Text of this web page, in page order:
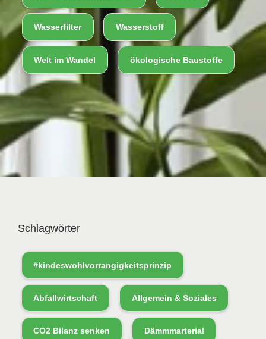
Wasserfilter Wasserstoff
Welt im Wandel ökologische Baustoffe
Schlagwörter
#kindeswohlvorrangigkeitsprinzip
Abfallwirtschaft Allgemein & Soziales
CO2 Bilanz senken Dämmmarterial